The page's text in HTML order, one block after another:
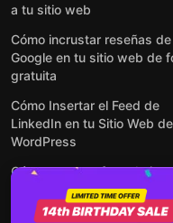
a tu sitio web
Cómo incrustar reseñas de
Google en tu sitio web de
gratuita
Cómo Insertar el Feed de
LinkedIn en tu Sitio Web de
WordPress
Cómo crear un formulario
WordPress: de manera
rápida